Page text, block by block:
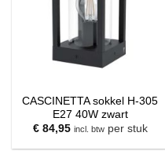
CASCINETTA sokkel H-305
E27 40W zwart
€84,95 incl. btwper stuk